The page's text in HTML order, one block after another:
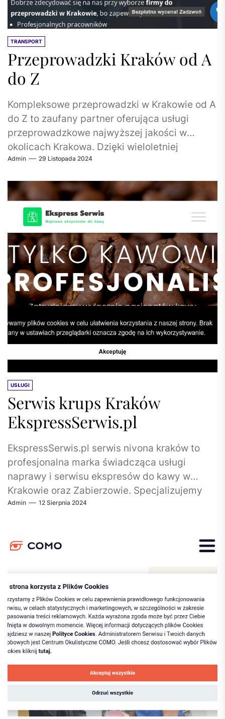
TRANSPORT
Przeprowadzki Kraków od A
do Z
Kompleksowe przeprowadzki w Krakowie od A
do Z to zaufany partner oferująca usługi
przeprowadzkowe najwyższej jakości w
okolicach Krakowa. Dzięki wieloletniej
praktyce i indywidualnemu podejściu...
Admin 29 Listopada 2024
USŁUGI
Serwis krups Kraków
EkspressSerwis.pl
EkspressSerwis.pl serwis nivona kraków to
profesjonalna marka świadcząca usługi
naprawy i serwisu ekspresów do kawy w
Krakowie oraz Zabierzowie. Specjalizujemy
się w obsłudze rozmaitych marek,...
Admin 12 Sierpnia 2024